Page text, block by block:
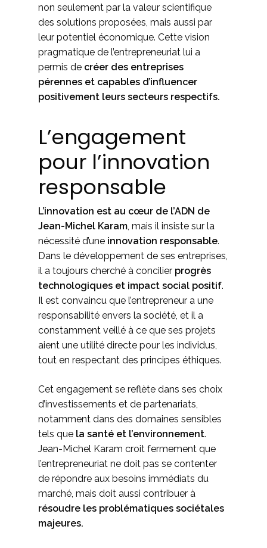
non seulement par la valeur scientifique
des solutions proposées, mais aussi par
leur potentiel économique. Cette vision
pragmatique de l’entrepreneuriat lui a
permis de créer des entreprises
pérennes et capables d’influencer
positivement leurs secteurs respectifs.
L’engagement
pour l’innovation
responsable
L’innovation est au cœur de l’ADN de
Jean-Michel Karam , mais il insiste sur la
nécessité d’une innovation responsable.
Dans le développement de ses entreprises,
il a toujours cherché à concilier progrès
technologiques et impact social positif.
Il est convaincu que l’entrepreneur a une
responsabilité envers la société, et il a
constamment veillé à ce que ses projets
aient une utilité directe pour les individus,
tout en respectant des principes éthiques.
Cet engagement se reflète dans ses choix
d’investissements et de partenariats,
notamment dans des domaines sensibles
tels que la santé et l’environnement.
Jean-Michel Karam croit fermement que
l’entrepreneuriat ne doit pas se contenter
de répondre aux besoins immédiats du
marché, mais doit aussi contribuer à
résoudre les problématiques sociétales
majeures.